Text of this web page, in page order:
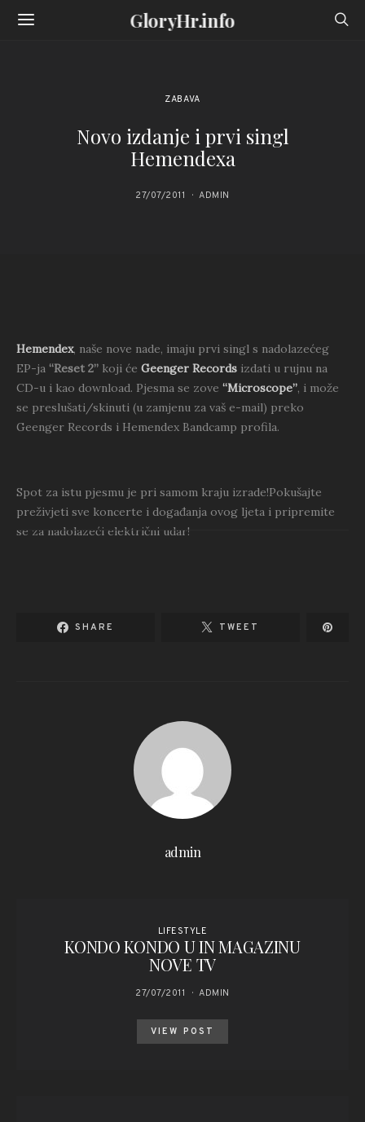
GloryHr.info
ZABAVA
Novo izdanje i prvi singl
Hemendexa
27/07/2011 ADMIN
Hemendex, naše nove nade, imaju prvi singl s nadolazećeg
EP-ja “Reset 2” koji će Geenger Records izdati u rujnu na
CD-u i kao download. Pjesma se zove “Microscope”, i može
se preslušati/skinuti (u zamjenu za vaš e-mail) preko
Geenger Records i Hemendex Bandcamp profila.
Spot za istu pjesmu je pri samom kraju izrade!Pokušajte
preživjeti sve koncerte i događanja ovog ljeta i pripremite
se za nadolazeći električni udar!
SHARE TWEET
admin
LIFESTYLE
KONDO KONDO U IN MAGAZINU
NOVE TV
27/07/2011 ADMIN
VIEW POST